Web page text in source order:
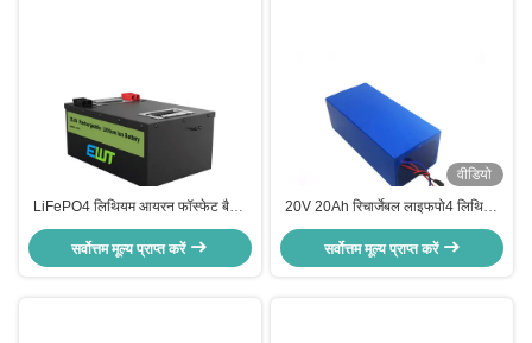
LiFePO4 लिथियम आयरन फॉस्फेट बैटरी
पैक 24V 50Ah रिचार्जेबल
सर्वोत्तम मूल्य प्राप्त करें
वीडियो
20V 20Ah रिचार्जेबल लाइफपो4 लिथियम
आयरन फॉस्फेट बैटरी ई-व्हीलचेयर के लिए
सर्वोत्तम मूल्य प्राप्त करें